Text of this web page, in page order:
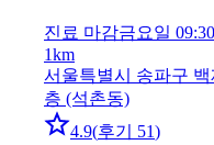
진료 마감금요일
1km
서울특별시 송파구
층 (석촌동)
4.9(후기 51)